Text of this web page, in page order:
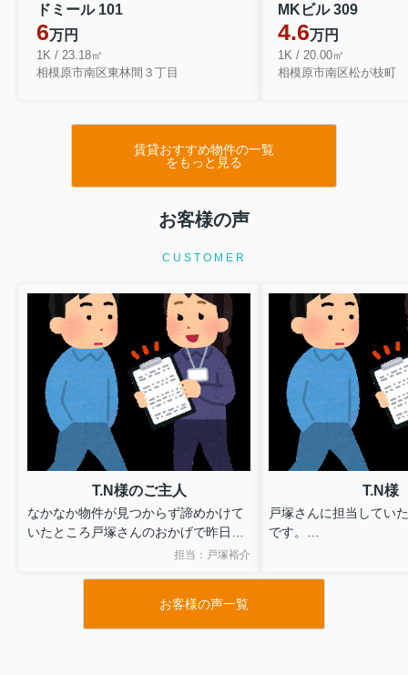
ドミール 101
6万円
1K / 23.18㎡
相模原市南区東林間３丁目
MKビル 309
4.6万円
1K / 20.00㎡
相模原市南区松が枝町
賃貸おすすめ物件の一覧
をもっと見る
お客様の声
CUSTOMER
T.N様のご主人
なかなか物件が見つからず諦めかけて
いたところ戸塚さんのおかげで昨日の
物件に入居することができました。
担当：戸塚裕介
T.N様
戸塚さんに担当してい
です。
また終始親身にご対応
お客様の声一覧